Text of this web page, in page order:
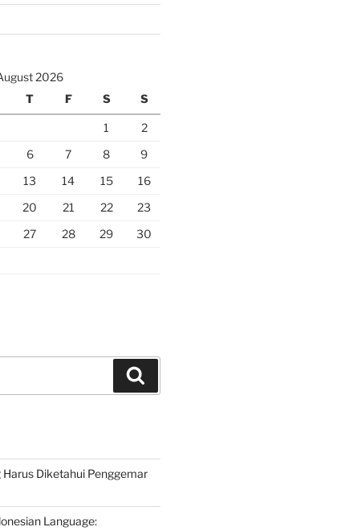
2026
T F S S
1
2
6 7 8
9
13 14 15
16
20 21 22
23
27 28 29
30
Diketahui Penggemar
Language: